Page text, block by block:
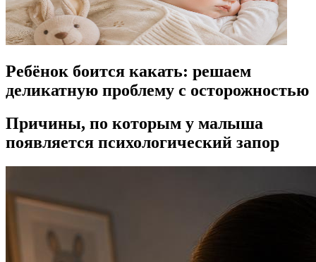
Ребёнок боится какать: решаем
деликатную проблему с осторожностью
Причины, по которым у малыша
появляется психологический запор